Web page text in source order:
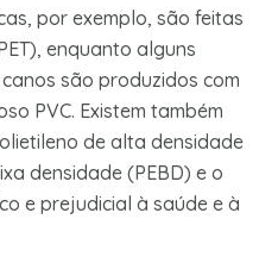
por exemplo, são feitas
enquanto alguns
são produzidos com
PVC. Existem também
de alta densidade
densidade (PEBD) e o
e prejudicial à saúde e à